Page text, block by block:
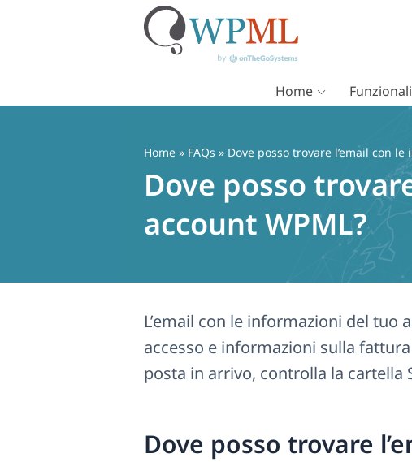
Home
Home » FAQs » Dove posso trovare l’email con
Dove posso
account WPML?
L’email con le informazioni del tuo
accesso e informazioni sulla
posta in arrivo, controlla la cartella
Dove posso trovare